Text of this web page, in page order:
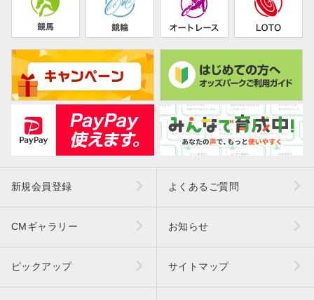
新規会員登録 よくあるご質問
CMギャラリー お知らせ
ピックアップ サイトマップ